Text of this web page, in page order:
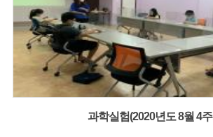
과학실험(2020년도 8월 4